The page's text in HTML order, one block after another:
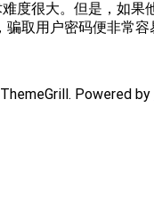
度很大。但是，如
取用户密码便非常容
Powered by